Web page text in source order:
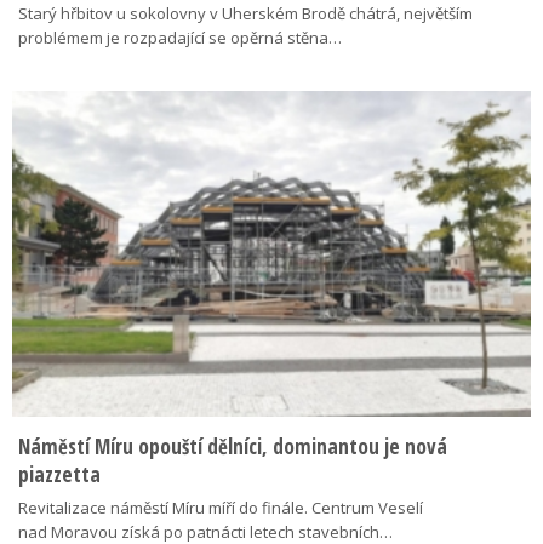
Starý hřbitov u sokolovny v Uherském Brodě chátrá, největším
problémem je rozpadající se opěrná stěna…
Náměstí Míru opouští dělníci, dominantou je nová
piazzetta
Revitalizace náměstí Míru míří do finále. Centrum Veselí
nad Moravou získá po patnácti letech stavebních…